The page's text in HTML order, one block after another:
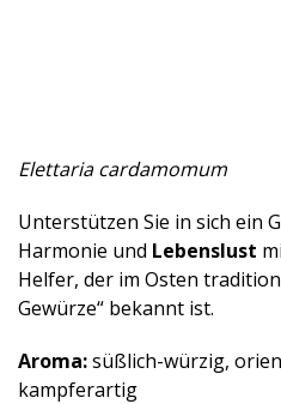
Moschusartig
Erdige
Aphrodisierend
Elettaria cardamomum
Unterstützen Sie in sich ein
Harmonie und Lebenslust
Helfer, der im Osten
Gewürze“ bekannt ist.
Aroma:süßlich-würzig,
kampferartig